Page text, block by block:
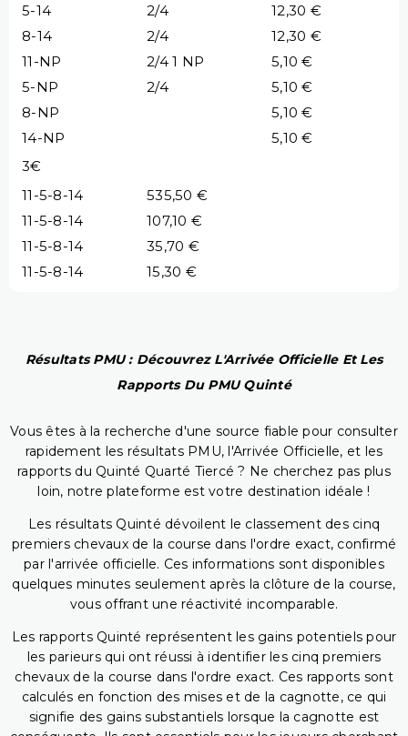
5-14
2/4
12,30 €
8-14
2/4
12,30 €
11-NP
2/4 1 NP
5,10 €
5-NP
2/4
5,10 €
8-NP
5,10 €
14-NP
5,10 €
3€
11-5-8-14
535,50 €
11-5-8-14
107,10 €
11-5-8-14
35,70 €
11-5-8-14
15,30 €
Résultats PMU : Découvrez L'Arrivée Officielle Et Les
Rapports Du PMU Quinté
Vous êtes à la recherche d'une source fiable pour consulter
rapidement les résultats PMU, l'Arrivée Officielle, et les
rapports du Quinté Quarté Tiercé ? Ne cherchez pas plus
loin, notre plateforme est votre destination idéale !
Les résultats Quinté dévoilent le classement des cinq
premiers chevaux de la course dans l'ordre exact, confirmé
par l'arrivée officielle. Ces informations sont disponibles
quelques minutes seulement après la clôture de la course,
vous offrant une réactivité incomparable.
Les rapports Quinté représentent les gains potentiels pour
les parieurs qui ont réussi à identifier les cinq premiers
chevaux de la course dans l'ordre exact. Ces rapports sont
calculés en fonction des mises et de la cagnotte, ce qui
signifie des gains substantiels lorsque la cagnotte est